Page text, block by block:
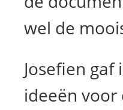
wel de
Josefien
ideeën voor